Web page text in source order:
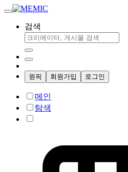
검색
원픽 회원가입 로그인
메인
탐색